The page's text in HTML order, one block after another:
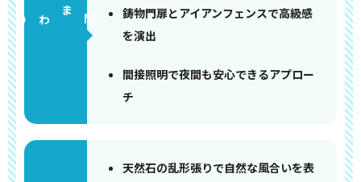
門まわり
鋳物門扉とアイアンフェンスで高級感
を演出
間接照明で夜間も安心できるアプロー
チ
天然石の乱形張りで自然な風合いを表